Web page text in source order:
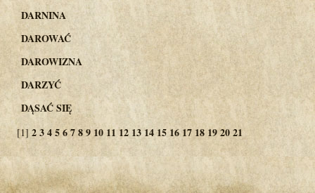
DARNINA
DAROWAĆ
DAROWIZNA
DARZYĆ
DĄSAĆ SIĘ
[1] 23456789 10 11 12 1314 1516 17 18 192021